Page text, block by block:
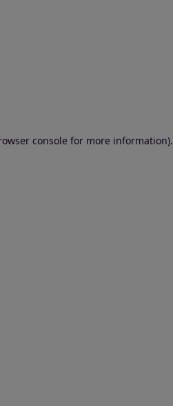
console for more information).